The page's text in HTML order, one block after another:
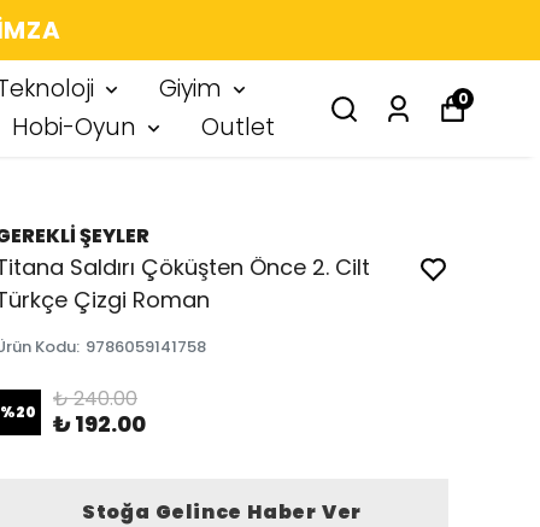
Giyim
Hobi-Oyun Outlet
0
ŞEYLER
Saldırı Çöküşten Önce 2. Cilt
Çizgi Roman
Kodu: 9786059141758
%20 ₺ 240.00
₺ 192.00
Stoğa Gelince Haber Ver